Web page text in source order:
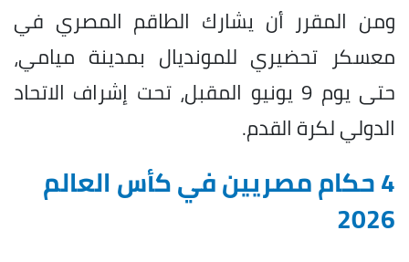
ومن المقرر أن يشارك الطاقم المصري في
معسكر تحضيري للمونديال بمدينة ميامي،
حتى يوم 9 يونيو المقبل، تحت إشراف الاتحاد
الدولي لكرة القدم.
4 حكام مصريين في كأس العالم
2026